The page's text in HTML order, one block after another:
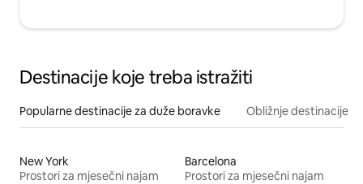
Destinacije koje treba istražiti
Popularne destinacije za duže boravke Obližnje destinacije
New York
Prostori za mjesečni najam
Barcelona
Prostori za mjesečni najam